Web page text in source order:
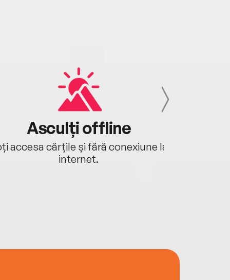
Asculți offline
accesa cărțile și fără conexiune la
internet.